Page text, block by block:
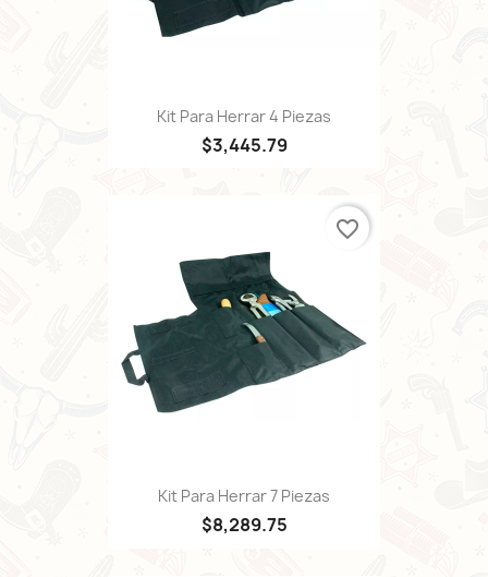
Kit Para Herrar 4 Piezas
$3,445.79
Kit Para Herrar 7 Piezas
$8,289.75
favorite_border